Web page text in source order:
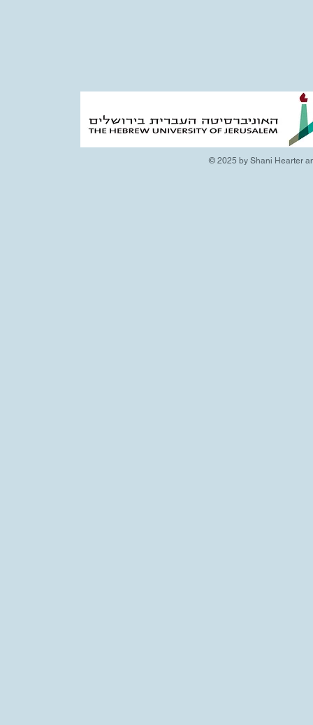
© 2025 by Shani Hearter